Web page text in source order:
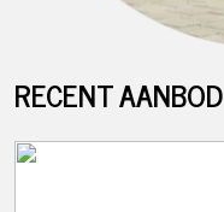
RECENT AANBOD